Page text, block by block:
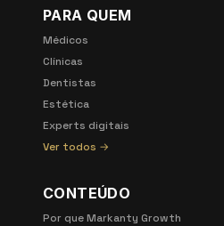
PARA QUEM
Médicos
Clínicas
Dentistas
Estética
Experts digitais
Ver todos →
CONTEÚDO
Por que Markanty Growth